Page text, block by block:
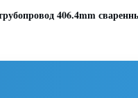
406.4mm